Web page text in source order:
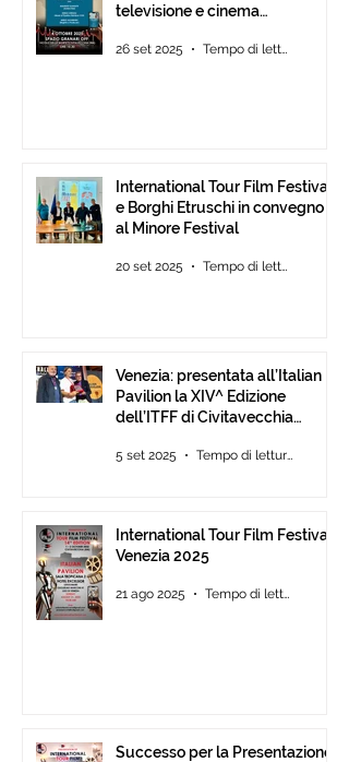
televisione e cinema
26 set 2025 Tempo di lettura: 1 min
International Tour Film Festival
e Borghi Etruschi in convegno
al Minore Festival
20 set 2025 Tempo di lettura: 1 min
Venezia: presentata all’Italian
Pavilion la XIV^ Edizione
dell’ITFF di Civitavecchia
Award 2025
5 set 2025 Tempo di lettura: 3 min
International Tour Film Festival
Venezia 2025
21 ago 2025 Tempo di lettura: 3 min
Successo per la Presentazione